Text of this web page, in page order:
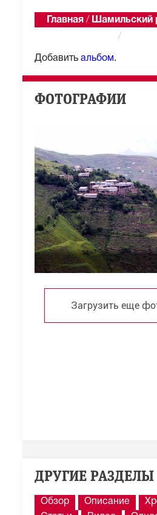
Главная / Шамильский
/
Добавить альбом .
ФОТОГРАФИИ
Загрузить еще
ДРУГИЕ РАЗДЕЛЫ
Обзор Описание